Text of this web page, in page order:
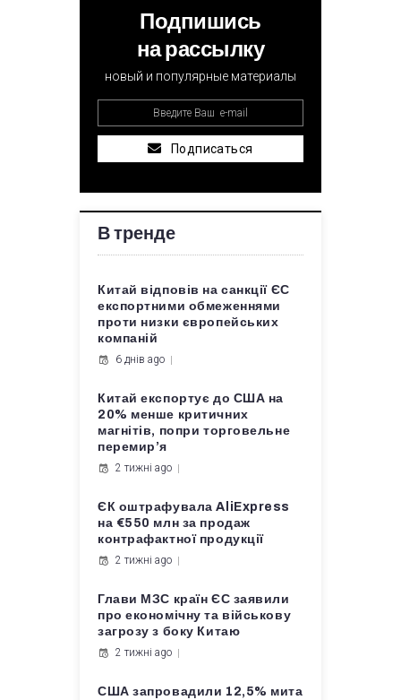
Подпишись
на рассылку
новый и популярные материалы
Подписаться
В тренде
Китай відповів на санкції ЄС
експортними обмеженнями
проти низки європейських
компаній
6 днів ago
Китай експортує до США на
20% менше критичних
магнітів, попри торговельне
перемир’я
2 тижні ago
ЄК оштрафувала AliExpress
на €550 млн за продаж
контрафактної продукції
2 тижні ago
Глави МЗС країн ЄС заявили
про економічну та військову
загрозу з боку Китаю
2 тижні ago
США запровадили 12,5% мита